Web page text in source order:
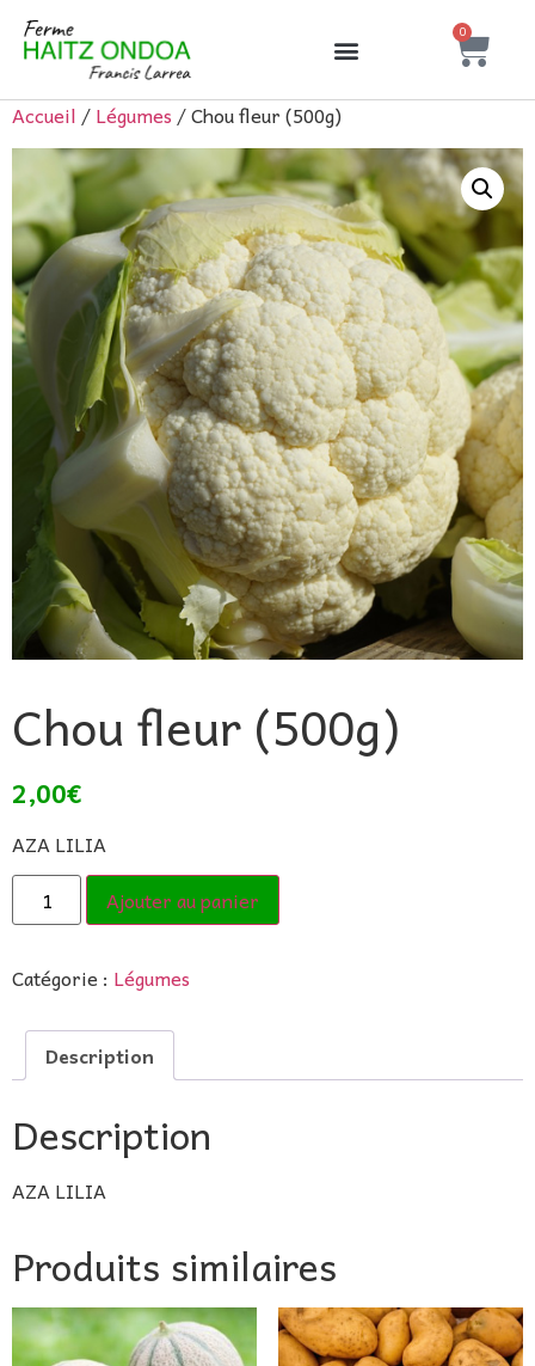
0
Accueil/Légumes/ Chou fleur (500g)
Chou fleur (500g)
2,00€
AZA LILIA
Ajouter au panier
Catégorie : Légumes
Description
Description
AZA LILIA
Produits similaires